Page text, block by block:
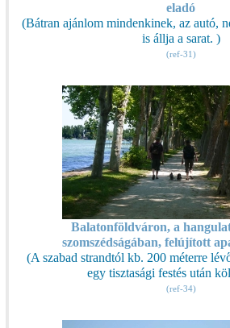
eladó
(Bátran ajánlom mindenkinek, az autó,
is állja a sarat. )
(ref-31)
Balatonföldváron, a
szomszédságában, felújított
(A szabad strandtól kb. 200 méterre
egy tisztasági festés után
(ref-34)